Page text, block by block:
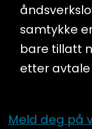
samtykke
bare tillatt
etter
Meld deg på